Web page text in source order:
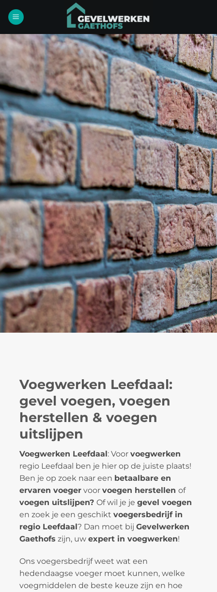
naar
Voegwerken Leefdaal:
gevel voegen, voegen
herstellen & voegen
uitslijpen
Voegwerken Leefdaal : Voor voegwerken
regio Leefdaal ben je hier op de juiste plaats!
Ben je op zoek naar een betaalbare en
ervaren voeger voor voegen herstellen of
voegen uitslijpen? Of wil je je gevel voegen
en zoek je een geschikt voegersbedrijf in
regio Leefdaal ? Dan moet bij Gevelwerken
Gaethofs zijn, uw expert in voegwerken!
Ons voegersbedrijf weet wat een
hedendaagse voeger moet kunnen, welke
voegmiddelen de beste keuze zijn en hoe